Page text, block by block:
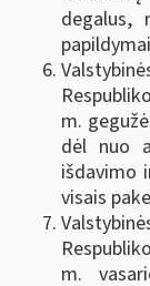
degalus,
m.
dėl nuo
išdavimo
visais
m.